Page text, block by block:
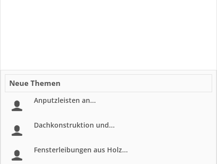
Neue Themen
Anputzleisten an...
Dachkonstruktion und...
Fensterleibungen aus Holz...